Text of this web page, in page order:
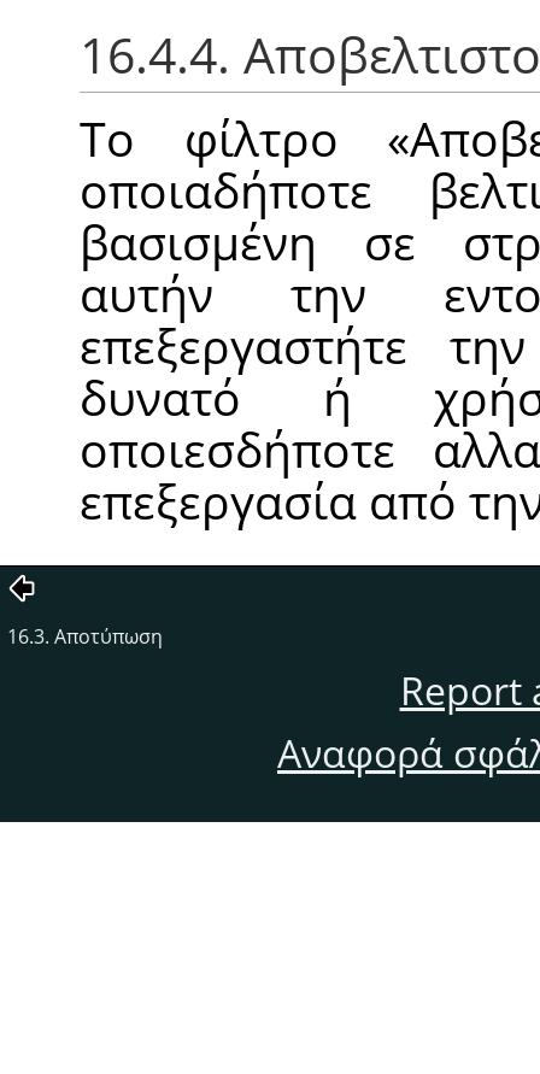
16.4.4.
Το φίλτρο «
οποιαδήποτε
βασισμένη σε
αυτήν την
επεξεργαστήτε
δυνατό ή
οποιεσδήποτε
επεξεργασία από
16.3. Αποτύπωση
Report
Αναφορά